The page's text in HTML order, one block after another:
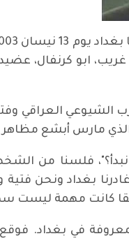
ابو كرنفال،
الشيوعي
مارس أبشع
فلسنا من
غادرنا بغداد ونحن
كانت مهمة ليست
في بغداد. فوقع